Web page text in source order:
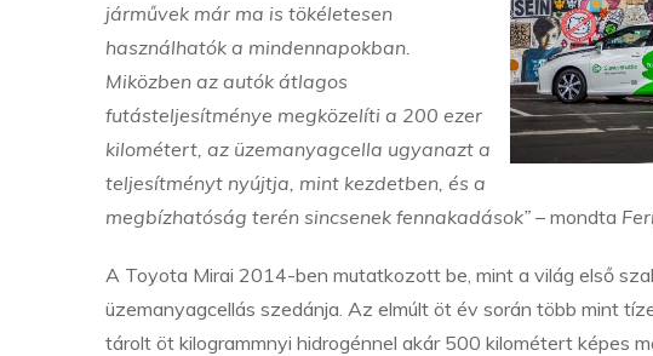
járművek már ma is tökéletesen
használhatók a mindennapokban.
Miközben az autók átlagos
futásteljesítménye megközelíti a 200 ezer
kilométert, az üzemanyagcella ugyanazt a
teljesítményt nyújtja, mint kezdetben, és a
megbízhatóság terén sincsenek fennakadások” – mondta
A Toyota Mirai 2014-ben mutatkozott be, mint a világ első
üzemanyagcellás szedánja. Az elmúlt öt év során több mint
tárolt öt kilogrammnyi hidrogénnel akár 500 kilométert képes